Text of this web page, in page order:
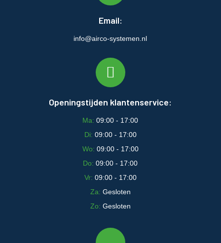
Email:
info@airco-systemen.nl
Openingstijden klantenservice:
Ma:09:00 - 17:00
Di: 09:00 - 17:00
Wo: 09:00 - 17:00
Do:09:00 - 17:00
Vr: 09:00 - 17:00
Za: Gesloten
Zo: Gesloten